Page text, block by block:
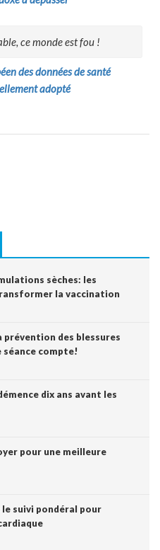
ce monde est fou !
des données de santé
adopté
sèches: les
la vaccination
prévention des blessures
séance compte!
dix ans avant les
pour une meilleure
suivi pondéral pour